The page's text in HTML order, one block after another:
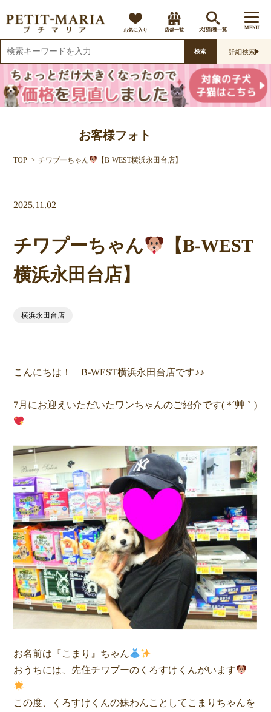
お気に入り 店舗一覧 犬(猫)種一覧 MENU
検索 詳細検索
お客様フォト
TOP チワプーちゃん 【B-WEST横浜永田台店】
2025.11.02
チワプーちゃん 【B-WEST
横浜永田台店】
横浜永田台店
こんにちは！ B-WEST横浜永田台店です♪♪
7月にお迎えいただいたワンちゃんのご紹介です( *´艸｀)
お名前は『こまり』ちゃん
おうちには、先住チワプーのくろすけくんがいます
この度、くろすけくんの妹わんことしてこまりちゃんを